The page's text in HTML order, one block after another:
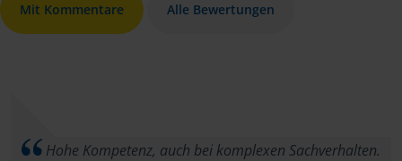
Mit Kommentare Alle Bewertungen
Hohe Kompetenz, auch bei komplexen Sachverhalten.